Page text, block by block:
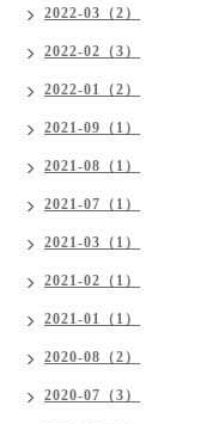
2022-03（2）
2022-02（3）
2022-01（2）
2021-09（1）
2021-08（1）
2021-07（1）
2021-03（1）
2021-02（1）
2021-01（1）
2020-08（2）
2020-07（3）